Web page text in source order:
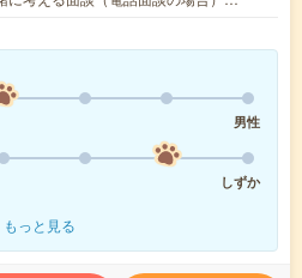
男性
しずか
もっと見る